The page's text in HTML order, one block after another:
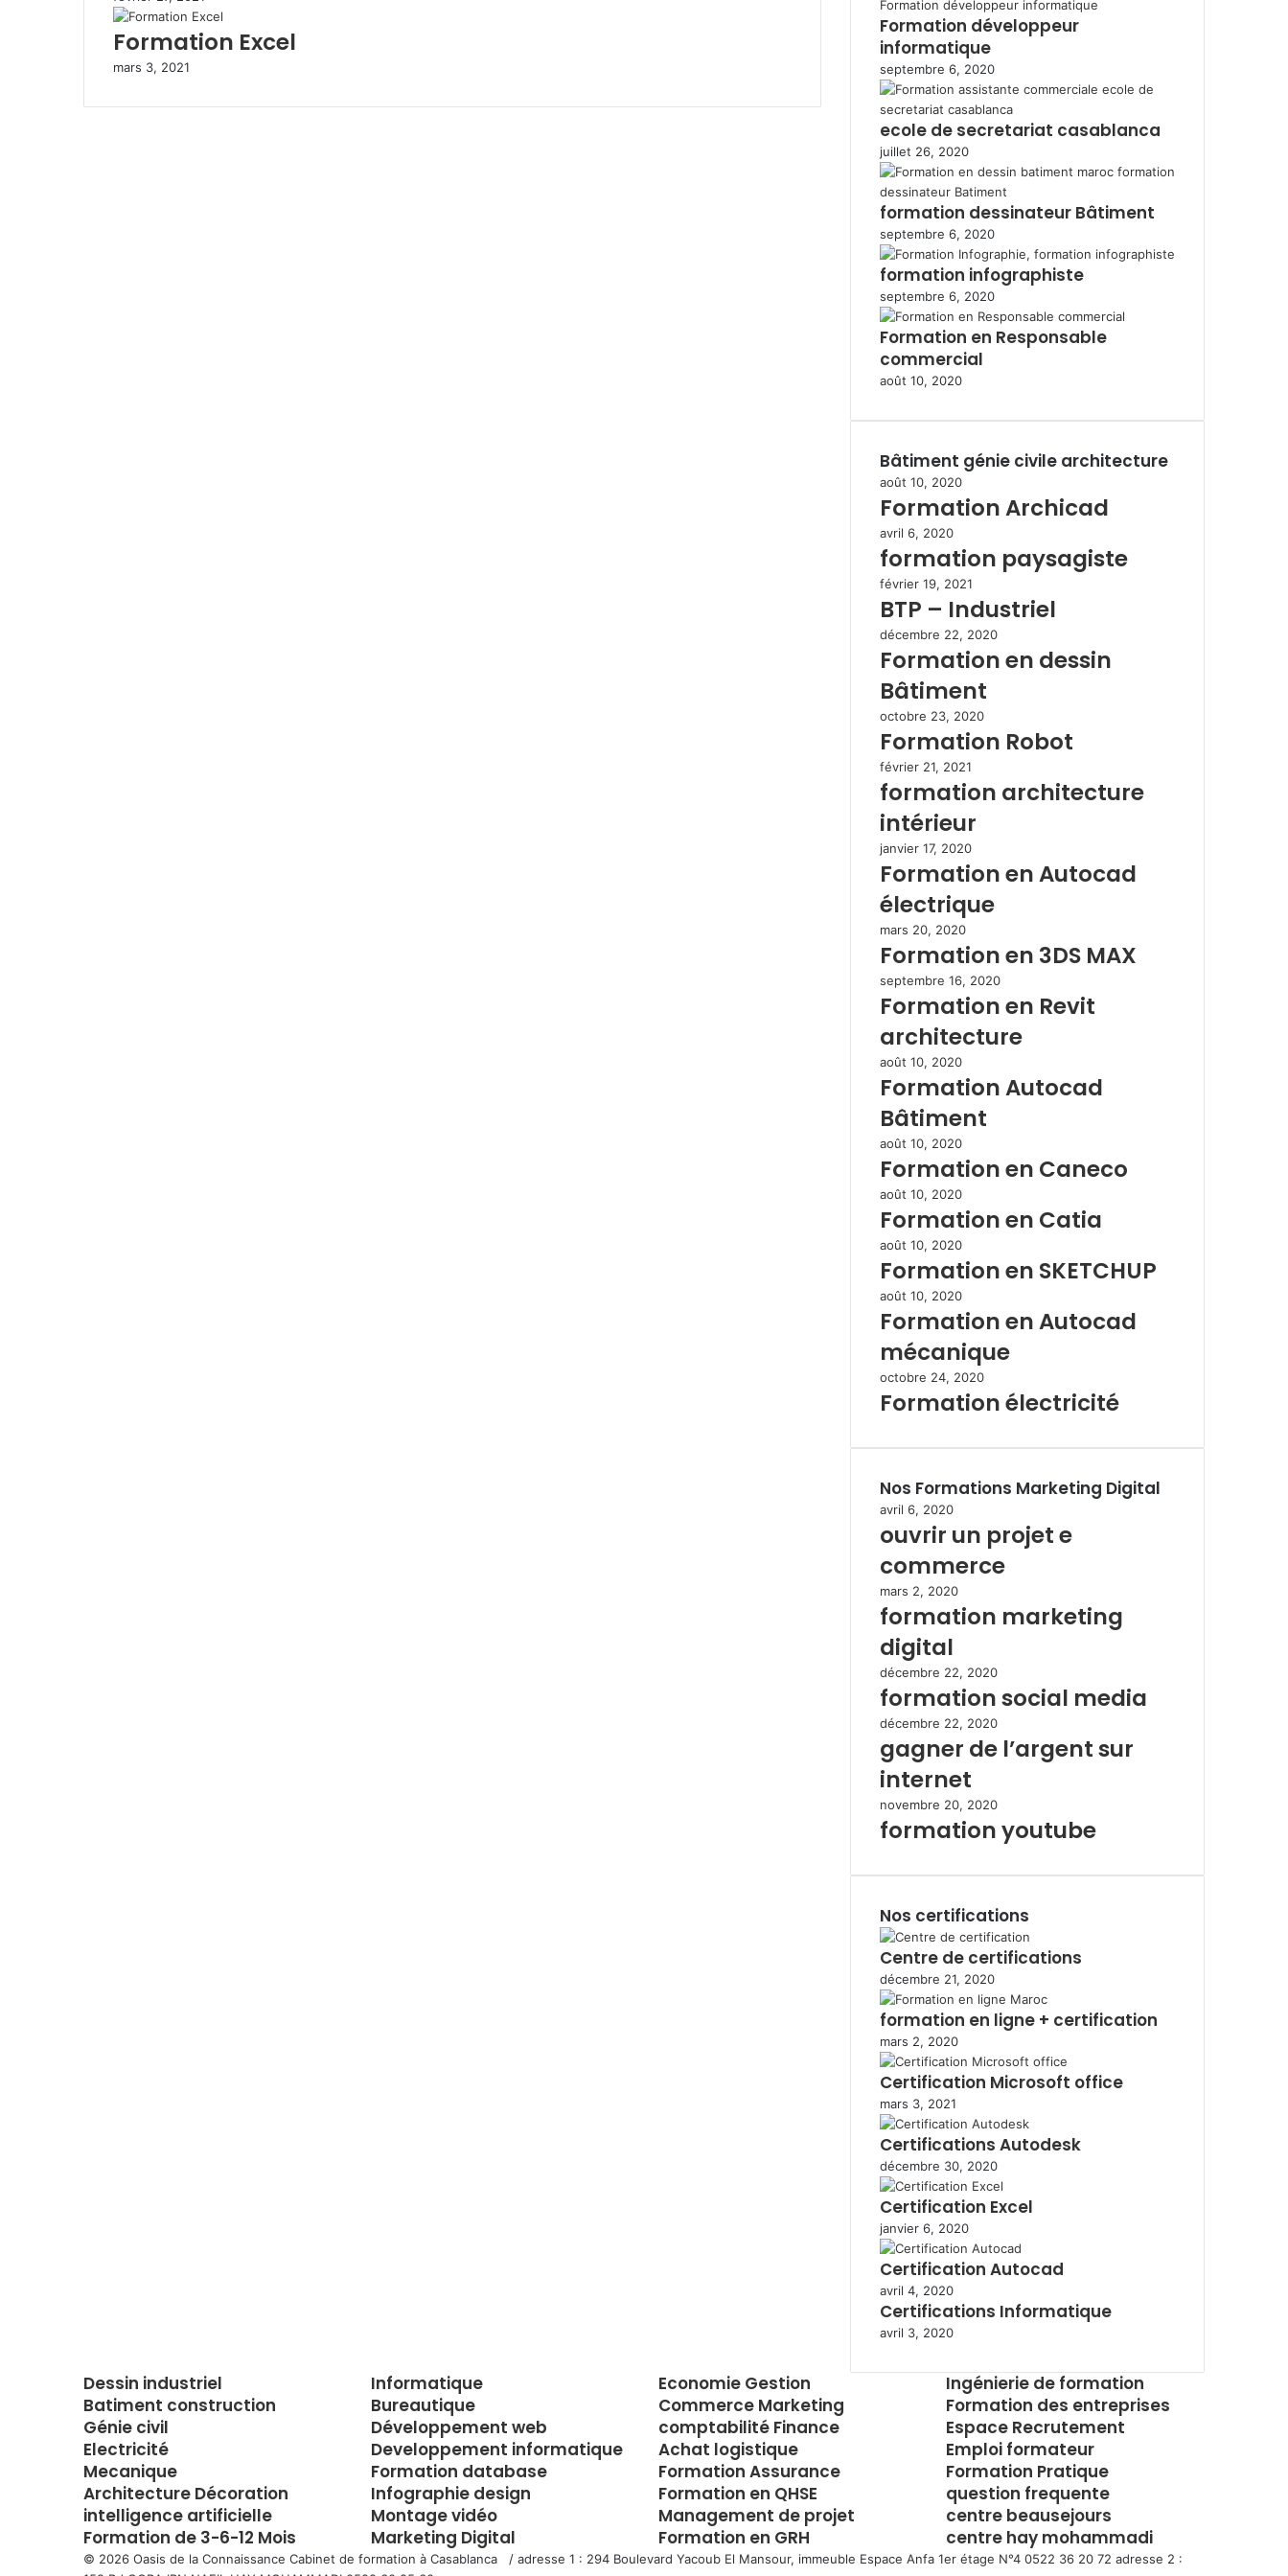
Formation Excel
mars 3, 2021
Formation développeur
informatique
septembre 6, 2020
ecole de secretariat casablanca
juillet 26, 2020
formation dessinateur Bâtiment
septembre 6, 2020
formation infographiste
septembre 6, 2020
Formation en Responsable
commercial
août 10, 2020
Bâtiment génie civile architecture
août 10, 2020
Formation Archicad
avril 6, 2020
formation paysagiste
février 19, 2021
BTP – Industriel
décembre 22, 2020
Formation en dessin
Bâtiment
octobre 23, 2020
Formation Robot
février 21, 2021
formation architecture
intérieur
janvier 17, 2020
Formation en Autocad
électrique
mars 20, 2020
Formation en 3DS MAX
septembre 16, 2020
Formation en Revit
architecture
août 10, 2020
Formation Autocad
Bâtiment
août 10, 2020
Formation en Caneco
août 10, 2020
Formation en Catia
août 10, 2020
Formation en SKETCHUP
août 10, 2020
Formation en Autocad
mécanique
octobre 24, 2020
Formation électricité
Nos Formations Marketing Digital
avril 6, 2020
ouvrir un projet e
commerce
mars 2, 2020
formation marketing
digital
décembre 22, 2020
formation social media
décembre 22, 2020
gagner de l’argent sur
internet
novembre 20, 2020
formation youtube
Nos certifications
Centre de certifications
décembre 21, 2020
formation en ligne + certification
mars 2, 2020
Certification Microsoft office
mars 3, 2021
Certifications Autodesk
décembre 30, 2020
Certification Excel
janvier 6, 2020
Certification Autocad
avril 4, 2020
Certifications Informatique
avril 3, 2020
Dessin industriel
Batiment construction
Génie civil
Electricité
Mecanique
Architecture Décoration
intelligence artificielle
Formation de 3-6-12 Mois
Informatique
Bureautique
Développement web
Developpement informatique
Formation database
Infographie design
Montage vidéo
Marketing Digital
Economie Gestion
Commerce Marketing
comptabilité Finance
Achat logistique
Formation Assurance
Formation en QHSE
Management de projet
Formation en GRH
Ingénierie de formation
Formation des entreprises
Espace Recrutement
Emploi formateur
Formation Pratique
question frequente
centre beausejours
centre hay mohammadi
© 2026 Oasis de la Connaissance Cabinet de formation à Casablanca / adresse 1 : 294 Boulevard Yacoub El Mansour, immeuble Espace Anfa 1er étage N°4 0522 36 20 72 adresse 2 :